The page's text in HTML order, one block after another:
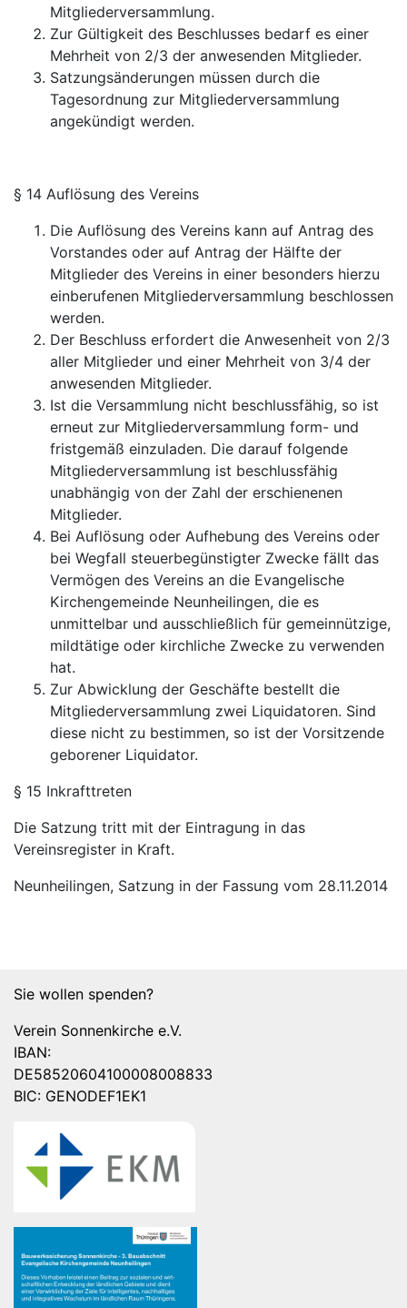
Mitgliederversammlung.
Zur Gültigkeit des Beschlusses bedarf es einer
Mehrheit von 2/3 der anwesenden Mitglieder.
Satzungsänderungen müssen durch die
Tagesordnung zur Mitgliederversammlung
angekündigt werden.
§ 14 Auflösung des Vereins
Die Auflösung des Vereins kann auf Antrag des
Vorstandes oder auf Antrag der Hälfte der
Mitglieder des Vereins in einer besonders hierzu
einberufenen Mitgliederversammlung beschlossen
werden.
Der Beschluss erfordert die Anwesenheit von 2/3
aller Mitglieder und einer Mehrheit von 3/4 der
anwesenden Mitglieder.
Ist die Versammlung nicht beschlussfähig, so ist
erneut zur Mitgliederversammlung form- und
fristgemäß einzuladen. Die darauf folgende
Mitgliederversammlung ist beschlussfähig
unabhängig von der Zahl der erschienenen
Mitglieder.
Bei Auflösung oder Aufhebung des Vereins oder
bei Wegfall steuerbegünstigter Zwecke fällt das
Vermögen des Vereins an die Evangelische
Kirchengemeinde Neunheilingen, die es
unmittelbar und ausschließlich für gemeinnützige,
mildtätige oder kirchliche Zwecke zu verwenden
hat.
Zur Abwicklung der Geschäfte bestellt die
Mitgliederversammlung zwei Liquidatoren. Sind
diese nicht zu bestimmen, so ist der Vorsitzende
geborener Liquidator.
§ 15 Inkrafttreten
Die Satzung tritt mit der Eintragung in das
Vereinsregister in Kraft.
Neunheilingen, Satzung in der Fassung vom 28.11.2014
Sie wollen spenden?
Verein Sonnenkirche e.V.
IBAN:
DE58520604100008008833
BIC: GENODEF1EK1